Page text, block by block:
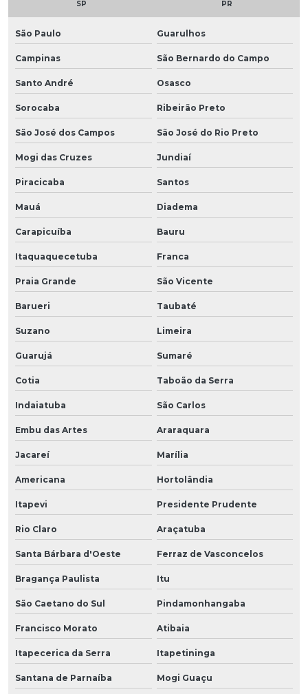
SP PR
São Paulo Guarulhos
Campinas São Bernardo do Campo
Santo André Osasco
Sorocaba Ribeirão Preto
São José dos Campos São José do Rio Preto
Mogi das Cruzes Jundiaí
Piracicaba Santos
Mauá Diadema
Carapicuíba Bauru
Itaquaquecetuba Franca
Praia Grande São Vicente
Barueri Taubaté
Suzano Limeira
Guarujá Sumaré
Cotia Taboão da Serra
Indaiatuba São Carlos
Embu das Artes Araraquara
Jacareí Marília
Americana Hortolândia
Itapevi Presidente Prudente
Rio Claro Araçatuba
Santa Bárbara d'Oeste Ferraz de Vasconcelos
Bragança Paulista Itu
São Caetano do Sul Pindamonhangaba
Francisco Morato Atibaia
Itapecerica da Serra Itapetininga
Santana de Parnaíba Mogi Guaçu